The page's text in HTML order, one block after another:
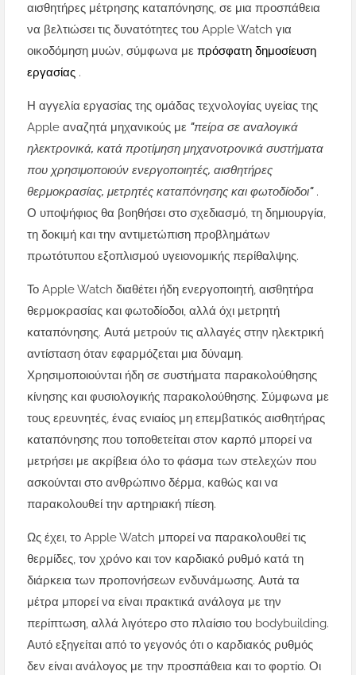
αισθητήρες μέτρησης καταπόνησης, σε μια προσπάθεια
να βελτιώσει τις δυνατότητες του Apple Watch για
οικοδόμηση μυών, σύμφωνα με πρόσφατη δημοσίευση
εργασίας .
Η αγγελία εργασίας της ομάδας τεχνολογίας υγείας της
Apple αναζητά μηχανικούς με "πείρα σε αναλογικά
ηλεκτρονικά, κατά προτίμηση μηχανοτρονικά συστήματα
που χρησιμοποιούν ενεργοποιητές, αισθητήρες
θερμοκρασίας, μετρητές καταπόνησης και φωτοδίοδοι" .
Ο υποψήφιος θα βοηθήσει στο σχεδιασμό, τη δημιουργία,
τη δοκιμή και την αντιμετώπιση προβλημάτων
πρωτότυπου εξοπλισμού υγειονομικής περίθαλψης.
Το Apple Watch διαθέτει ήδη ενεργοποιητή, αισθητήρα
θερμοκρασίας και φωτοδίοδοι, αλλά όχι μετρητή
καταπόνησης. Αυτά μετρούν τις αλλαγές στην ηλεκτρική
αντίσταση όταν εφαρμόζεται μια δύναμη.
Χρησιμοποιούνται ήδη σε συστήματα παρακολούθησης
κίνησης και φυσιολογικής παρακολούθησης. Σύμφωνα με
τους ερευνητές, ένας ενιαίος μη επεμβατικός αισθητήρας
καταπόνησης που τοποθετείται στον καρπό μπορεί να
μετρήσει με ακρίβεια όλο το φάσμα των στελεχών που
ασκούνται στο ανθρώπινο δέρμα, καθώς και να
παρακολουθεί την αρτηριακή πίεση.
Ως έχει, το Apple Watch μπορεί να παρακολουθεί τις
θερμίδες, τον χρόνο και τον καρδιακό ρυθμό κατά τη
διάρκεια των προπονήσεων ενδυνάμωσης. Αυτά τα
μέτρα μπορεί να είναι πρακτικά ανάλογα με την
περίπτωση, αλλά λιγότερο στο πλαίσιο του bodybuilding.
Αυτό εξηγείται από το γεγονός ότι ο καρδιακός ρυθμός
δεν είναι ανάλογος με την προσπάθεια και το φορτίο. Οι